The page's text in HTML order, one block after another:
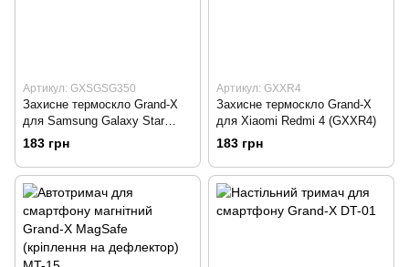
Артикул: GXSGSG350
Захисне термоскло Grand-X
для Samsung Galaxy Star
Advance Duos G350
(GXSGSG350)
183 грн
Артикул: GXXR4
Захисне термоскло Grand-X
для Xiaomi Redmi 4 (GXXR4)
183 грн